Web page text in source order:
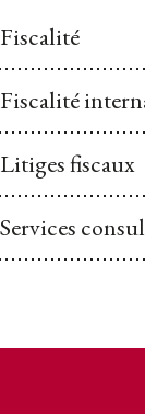
Fiscalité
Fiscalité
Litiges fiscaux
Services